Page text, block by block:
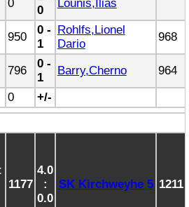
0
0
Lounis,Ilias
950
0 -
1
Rohlfs,Lionel
Dario
968
796
0 -
1
Barry,Cherno
964
0 +/-
1177
4.0
:
0.0
SK Kirchweyhe 5 1211